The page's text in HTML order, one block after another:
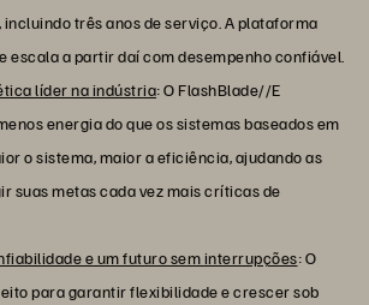
incluindo três anos de serviço. A plataforma
escala a partir daí com desempenho confiável.
líder na indústria: O FlashBlade//E
energia do que os sistemas baseados em
o sistema, maior a eficiência, ajudando as
suas metas cada vez mais críticas de
e um futuro sem interrupções: O
para garantir flexibilidade e crescer sob